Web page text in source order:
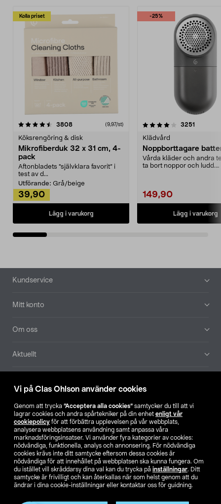
Vi på Clas Ohlson använder cookies
Genom att trycka ”Acceptera alla cookies” samtycker du till att vi
lagrar cookies och andra spårtekniker på din enhet enligt vår
cookiepolicy för att förbättra upplevelsen på vår webbplats,
analysera webbplatsens användning samt anpassa våra
marknadsföringsinsatser. Vi använder fyra kategorier av cookies:
nödvändiga, funktionella, analys och annonsering. För nödvändiga
cookies krävs inte ditt samtycke eftersom dessa cookies är
nödvändiga för att innehållet på webbplatsen ska kunna fungera. Om
du istället vill skräddarsy dina val kan du trycka på inställningar. Ditt
samtycke är frivilligt och kan återkallas när som helst genom att du
ändrar i dina cookie-inställningar eller kontaktar oss för guidning.
Kolla priset
3808recensioner (9,97/st)
Köksrengöring & disk
Mikrofiberduk 32 x 31 cm, 4-
pack
Aftonbladets "självklara favorit” i
test av d...
Utförande: Grå/beige
39,90
Lägg i varukorg
-25%
4.0av 5 stjärnor 3251
Klädvård
Noppborttagare
Vårda kläder och andra
ta bort noppor och ludd.
149,90
Lägg i varukorg
4.5av 5 stjärnor
Sidfot
Kundservice
Mitt konto
Om oss
Aktuellt
Hitta butik
SE NO FI